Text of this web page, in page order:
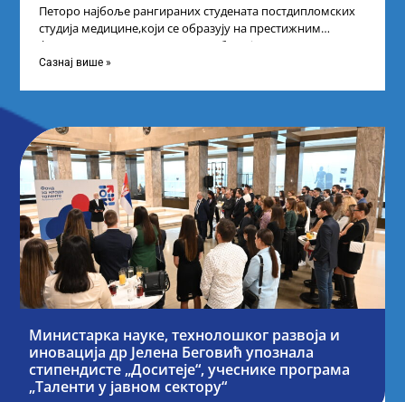
Петоро најбоље рангираних студената постдипломских
студија медицине,који се образују на престижним
факултетима у иностранству, добило је
додатнестипендије од по 10.000
Сазнај више »
Министарка науке, технолошког развоја и
иновација др Јелена Беговић упознала
стипендисте „Доситеје“, учеснике програма
„Таленти у јавном сектору“